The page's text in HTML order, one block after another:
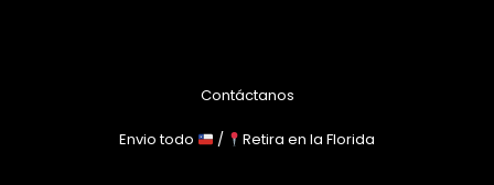
Contáctanos
Envio todo / Retira en la Florida